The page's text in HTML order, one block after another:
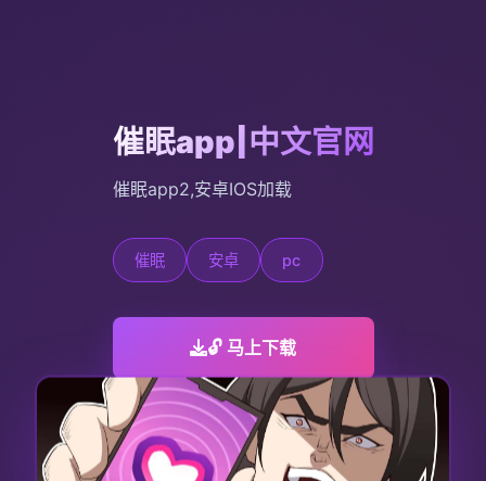
催眠app|中文官网
催眠app2,安卓IOS加载
催眠 安卓 pc
🔓 马上下载